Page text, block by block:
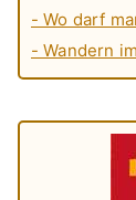
- Wo darf
- Wandern